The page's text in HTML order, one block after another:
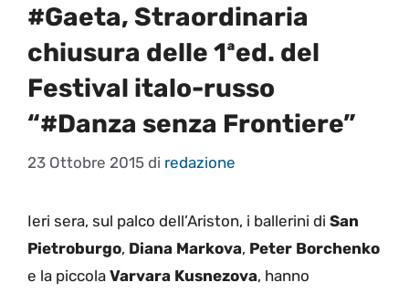
#Gaeta, Straordinaria
chiusura delle 1ªed. del
Festival italo-russo
“#Danza senza Frontiere”
23 Ottobre 2015 di redazione
Ieri sera, sul palco dell’Ariston, i ballerini di San
Pietroburgo, Diana Markova, Peter Borchenko
e la piccola Varvara Kusnezova, hanno